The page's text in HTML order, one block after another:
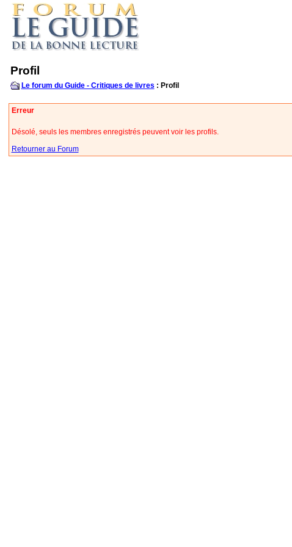
Profil
Le forum du Guide - Critiques de livres : Profil
Erreur
Désolé, seuls les membres enregistrés peuvent voir les profils.
Retourner au Forum